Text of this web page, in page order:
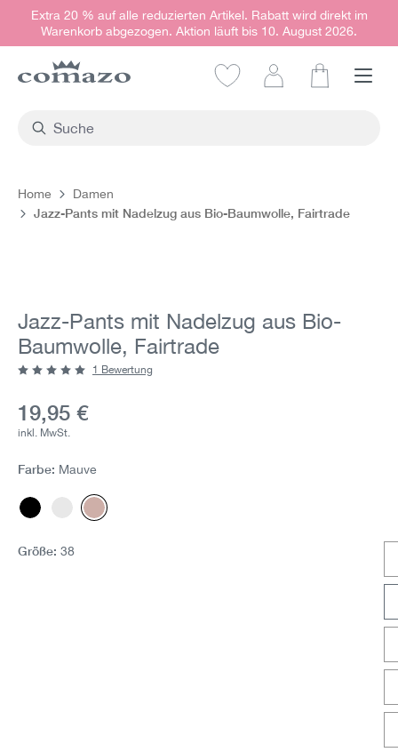
springen
Extra 20 % auf alle reduzierten Artikel. Rabatt wird direkt im
Warenkorb abgezogen. Aktion läuft bis 10. August 2026.
Home Damen
Jazz-Pants mit Nadelzug aus Bio-Baumwolle, Fairtrade
Jazz-Pants mit Nadelzug aus Bio-
Baumwolle, Fairtrade
Aktueller Preis:
19,95 €
inkl. MwSt.
1 Bewertung
Farbe: Mauve
SchwarzWeissMauve
Größe: 38